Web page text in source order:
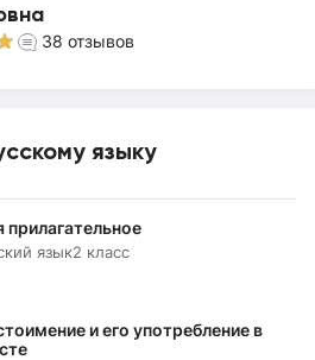
38 отзывов
языку
прилагательное
язык2 класс
и его употребление в